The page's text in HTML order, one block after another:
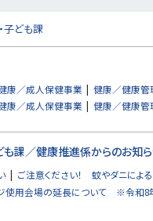
子ども課
康／成人保健事業
健康／健康管
康／成人保健事業 健康／健康管
も課／健康推進係からのお知
ご注意ください！ 蚊やダニによ
使用会場の延長について ※令和8